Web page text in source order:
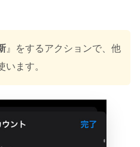
』をするアクションで、他
います。